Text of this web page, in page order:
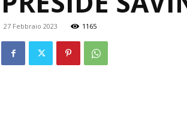
27 Febbraio 2023 1165